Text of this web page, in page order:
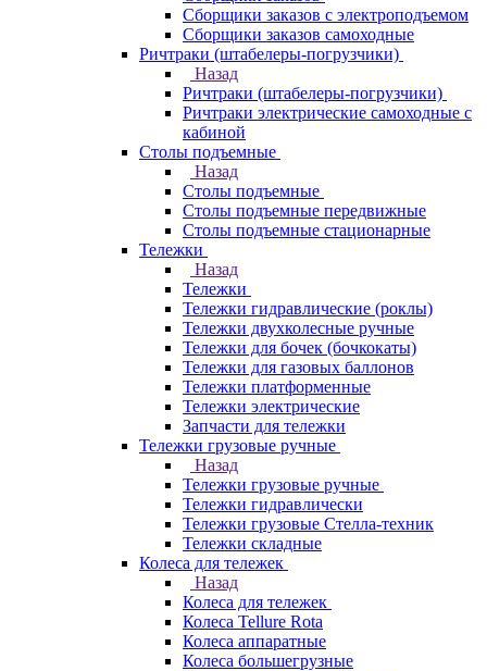
Сборщики заказов с электроподъемом
Сборщики заказов самоходные
Ричтраки (штабелеры-погрузчики)
Назад
Ричтраки (штабелеры-погрузчики)
Ричтраки электрические самоходные с
кабиной
Столы подъемные
Назад
Столы подъемные
Столы подъемные передвижные
Столы подъемные стационарные
Тележки
Назад
Тележки
Тележки гидравлические (роклы)
Тележки двухколесные ручные
Тележки для бочек (бочкокаты)
Тележки для газовых баллонов
Тележки платформенные
Тележки электрические
Запчасти для тележки
Тележки грузовые ручные
Назад
Тележки грузовые ручные
Тележки гидравлически
Тележки грузовые Стелла-техник
Тележки складные
Колеса для тележек
Назад
Колеса для тележек
Колеса Tellure Rota
Колеса аппаратные
Колеса большегрузные